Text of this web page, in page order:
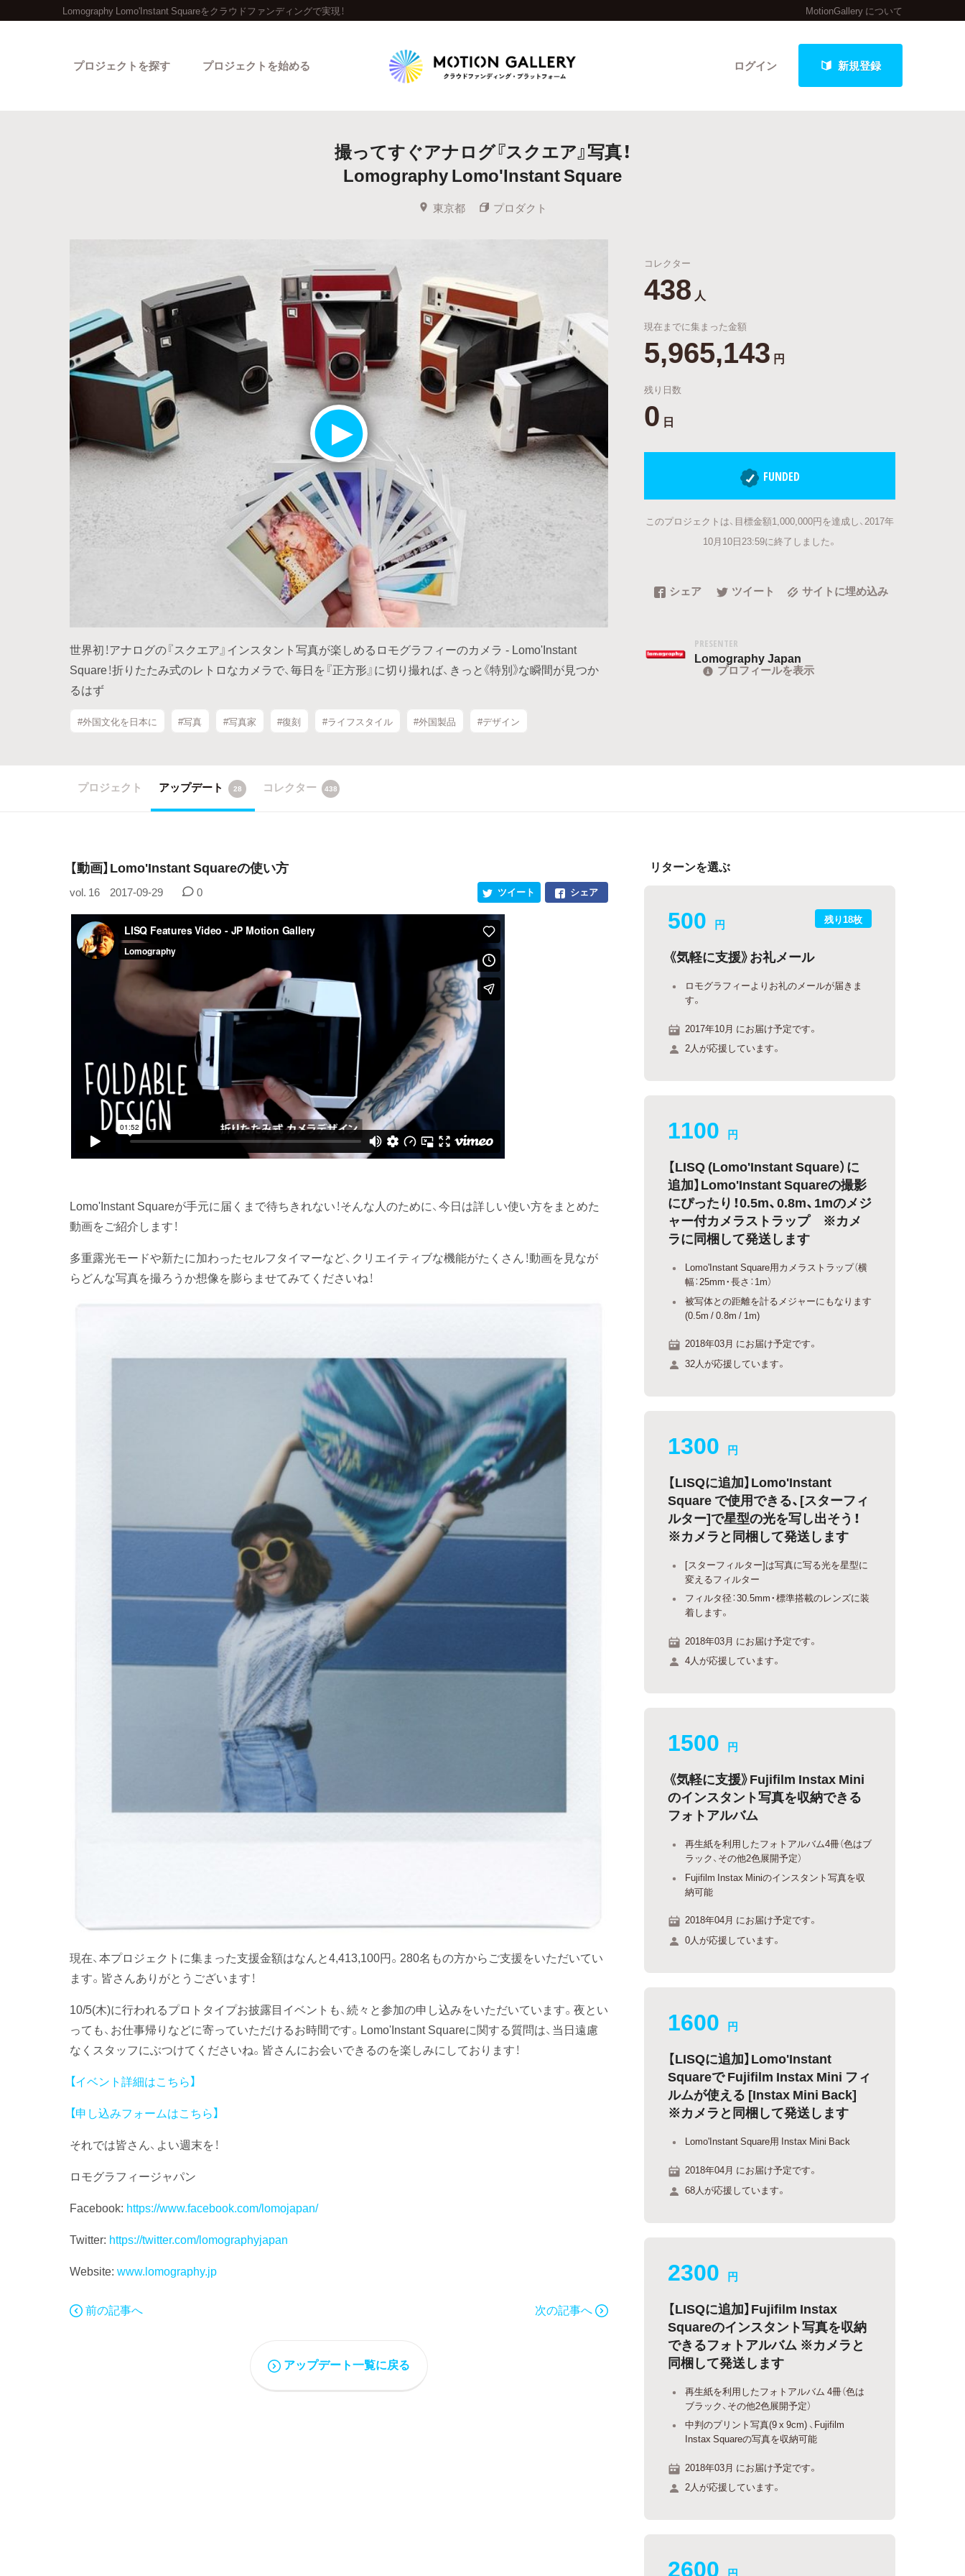
Lomography Lomo'Instant Squareをクラウドファンディングで実現！ MotionGallery について
ログイン 新規登録
プロジェクトを探す
人気のプロジェクト 新着プロジェクト 終了間近のプロジェクト
Feature
Legendary
最新達成プロジェクト 調達額が大きいプロジェクト
プロジェクトを始める
撮ってすぐアナログ『スクエア』写真！
Lomography Lomo'Instant Square
東京都 プロダクト
世界初！アナログの『スクエア』インスタント写真が楽しめるロモグラフィーのカメラ - Lomo'Instant
Square！折りたたみ式のレトロなカメラで、毎日を『正方形』に切り撮れば、きっと《特別》な瞬間が見つか
るはず
#外国文化を日本に #写真 #写真家 #復刻 #ライフスタイル #外国製品 #デザイン
コレクター
438 人
現在までに集まった金額
5,965,143 円
残り日数
0 日
FUNDED
このプロジェクトは、目標金額1,000,000円を達成し、2017年
10月10日23:59に終了しました。
シェア ツイート サイトに埋め込み
PRESENTER
Lomography Japan
プロフィールを表示
プロジェクト アップデート 28 コレクター 438
【動画】Lomo'Instant Squareの使い方
vol. 16 2017-09-29 0 シェア
ツイート
Lomo'Instant Squareが手元に届くまで待ちきれない！そんな人のために、今日は詳しい使い方をまとめた
動画をご紹介します！
多重露光モードや新たに加わったセルフタイマーなど、クリエイティブな機能がたくさん！動画を見なが
らどんな写真を撮ろうか想像を膨らませてみてくださいね！
現在、本プロジェクトに集まった支援金額はなんと4,413,100円。280名もの方からご支援をいただいてい
ます。皆さんありがとうございます！
10/5(木)に行われるプロトタイプお披露目イベントも、続々と参加の申し込みをいただいています。夜とい
っても、お仕事帰りなどに寄っていただけるお時間です。Lomo'Instant Squareに関する質問は、当日遠慮
なくスタッフにぶつけてくださいね。皆さんにお会いできるのを楽しみにしております！
【イベント詳細はこちら】
【申し込みフォームはこちら】
それでは皆さん、よい週末を！
ロモグラフィージャパン
Facebook: https://www.facebook.com/lomojapan/
Twitter: https://twitter.com/lomographyjapan
Website: www.lomography.jp
前の記事へ 次の記事へ
アップデート一覧に戻る
リターンを選ぶ
残り18枚
500 円
《気軽に支援》お礼メール
ロモグラフィーよりお礼のメールが届きま
す。
2017年10月 にお届け予定です。
2人が応援しています。
1100 円
【LISQ (Lomo'Instant Square）に
追加】Lomo'Instant Squareの撮影
にぴったり！0.5m、0.8m、1mのメジ
ャー付カメラストラップ ※カメ
ラに同梱して発送します
Lomo'Instant Square用カメラストラップ（横
幅：25mm・長さ：1m）
被写体との距離を計るメジャーにもなります
(0.5m / 0.8m / 1m)
2018年03月 にお届け予定です。
32人が応援しています。
1300 円
【LISQに追加】Lomo'Instant
Square で使用できる、[スターフィ
ルター]で星型の光を写し出そう！
※カメラと同梱して発送します
[スターフィルター]は写真に写る光を星型に
変えるフィルター
フィルタ径：30.5mm・標準搭載のレンズに装
着します。
2018年03月 にお届け予定です。
4人が応援しています。
1500 円
《気軽に支援》Fujifilm Instax Mini
のインスタント写真を収納できる
フォトアルバム
再生紙を利用したフォトアルバム4冊（色はブ
ラック、その他2色展開予定）
Fujifilm Instax Miniのインスタント写真を収
納可能
2018年04月 にお届け予定です。
0人が応援しています。
1600 円
【LISQに追加】Lomo'Instant
Squareで Fujifilm Instax Mini フィ
ルムが使える [Instax Mini Back]
※カメラと同梱して発送します
Lomo'Instant Square用 Instax Mini Back
2018年04月 にお届け予定です。
68人が応援しています。
2300 円
【LISQに追加】Fujifilm Instax
Squareのインスタント写真を収納
できるフォトアルバム ※カメラと
同梱して発送します
再生紙を利用したフォトアルバム 4冊（色は
ブラック、その他2色展開予定）
中判のプリント写真(9 x 9cm) 、Fujifilm
Instax Squareの写真を収納可能
2018年03月 にお届け予定です。
2人が応援しています。
2600